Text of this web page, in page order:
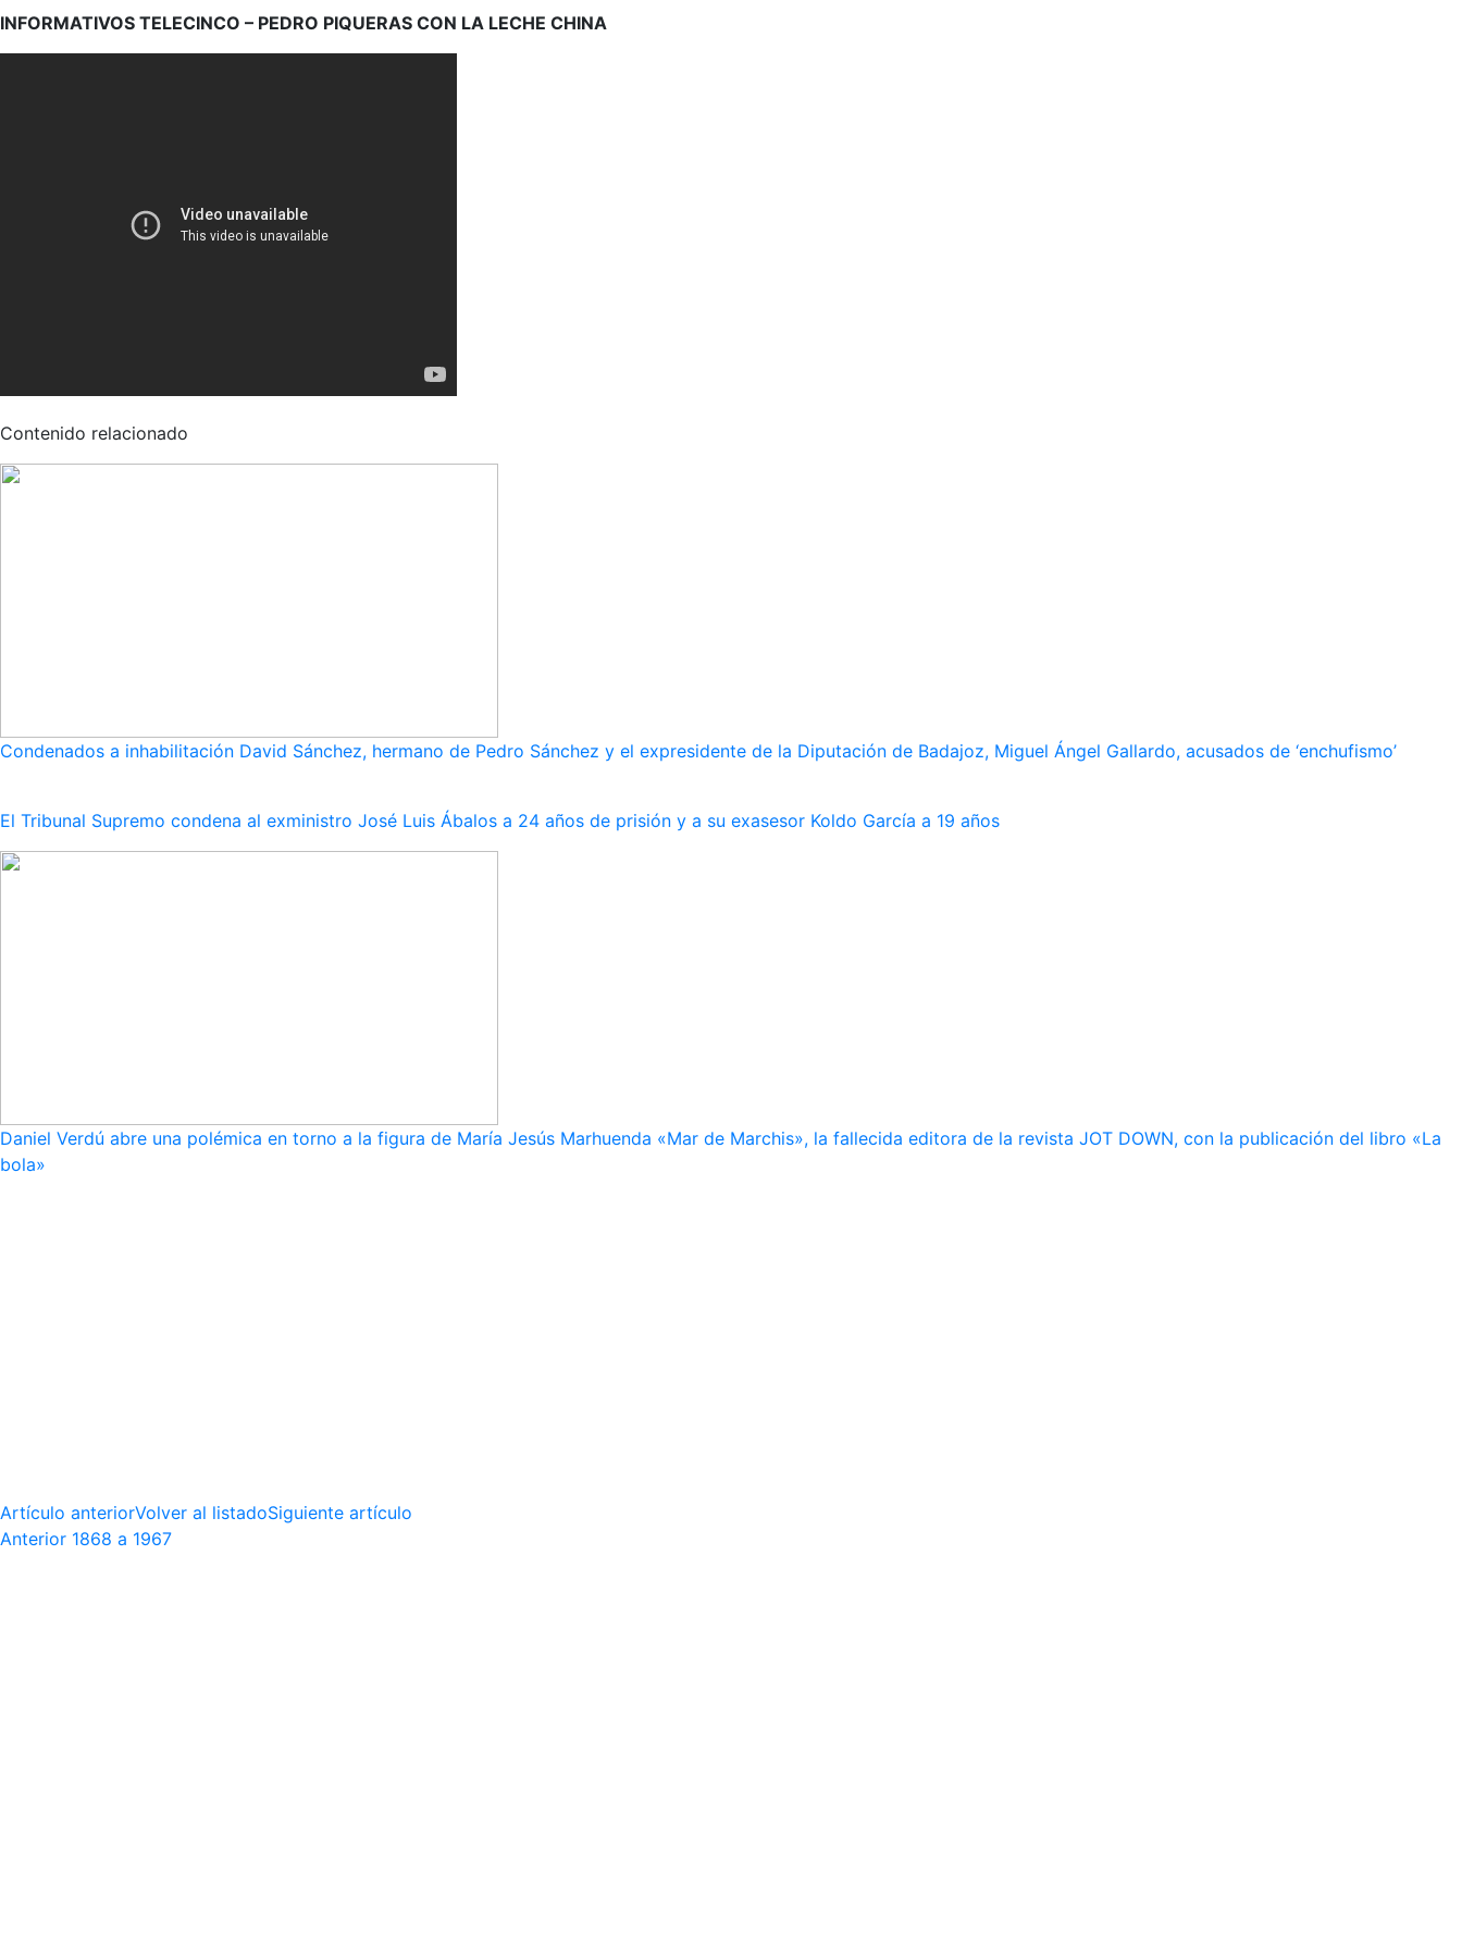
INFORMATIVOS TELECINCO – PEDRO PIQUERAS CON LA LECHE CHINA
Contenido relacionado
Condenados a inhabilitación David Sánchez, hermano de Pedro Sánchez y el expresidente de la Diputación de Badajoz, Miguel Ángel Gallardo, acusados de ‘enchufismo’
El Tribunal Supremo condena al exministro José Luis Ábalos a 24 años de prisión y a su exasesor Koldo García a 19 años
Daniel Verdú abre una polémica en torno a la figura de María Jesús Marhuenda «Mar de Marchis», la fallecida editora de la revista JOT DOWN, con la publicación del libro «La
bola»
Artículo anteriorVolver al listadoSiguiente artículo
Anterior 1868 a 1967